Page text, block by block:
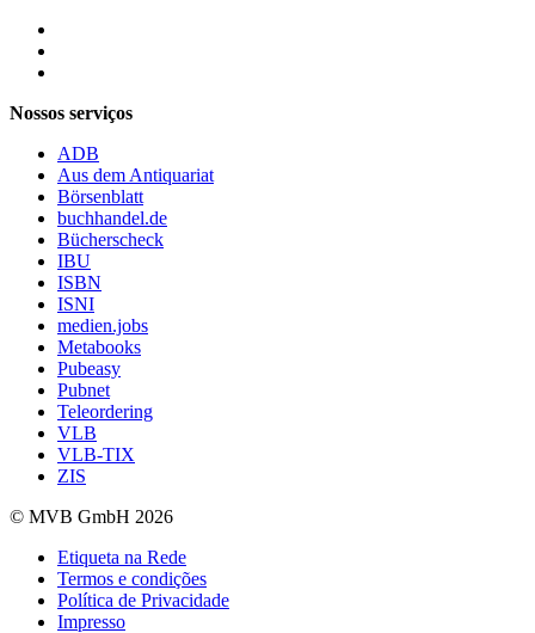
Nossos serviços
ADB
Aus dem Antiquariat
Börsenblatt
buchhandel.de
Bücherscheck
IBU
ISBN
ISNI
medien.jobs
Metabooks
Pubeasy
Pubnet
Teleordering
VLB
VLB-TIX
ZIS
© MVB GmbH 2026
Etiqueta na Rede
Termos e condições
Política de Privacidade
Impresso